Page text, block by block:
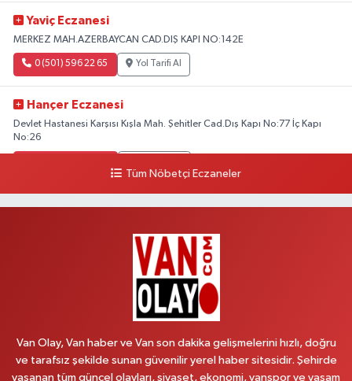
Yaviç Eczanesi
MERKEZ MAH.AZERBAYCAN CAD.DIŞ KAPI NO:142E
0 (501) 596 22 65 Yol Tarifi Al
Hançer Eczanesi
Devlet Hastanesi Karşısı Kışla Mah. Şehitler Cad.Dış Kapı No:77 İç Kapı
No:26
Yol Tarifi Al
ÖZEL AKDAMAR HASTANESİ KARŞISI HATUNİYE MAH.ASMİN SK.NO:11
Çağatay Eczanesi
Tüm Nöbetçi Eczaneler
Van Olay, Van haber ve Van son dakika gelişmelerini hızlı, doğru
ve tarafsız şekilde sunan güvenilir yerel haber sitesidir. Şehirde
yaşanan tüm güncel olayları, siyaset, ekonomi, vanspor ve yaşam